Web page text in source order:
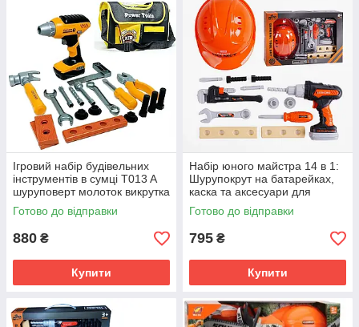
Ігровий набір будівельних
інструментів в сумці T013 A
шуруповерт молоток викрутка
ключ плоскогубці
Готово до відправки
880 ₴
Купити
Набір юного майстра 14 в 1:
Шурупокрут на батарейках,
каска та аксесуари для
справжніх будівельників
Готово до відправки
795 ₴
Купити